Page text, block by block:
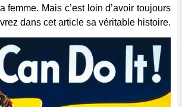
femme. Mais c’est loin d’avoir toujours
dans cet article sa véritable histoire.